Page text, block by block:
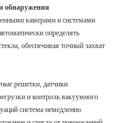
обнаружения
камерами и системами
определять
обеспечивая точный захват
решетки, датчики
и контроль вакуумного
система немедленно